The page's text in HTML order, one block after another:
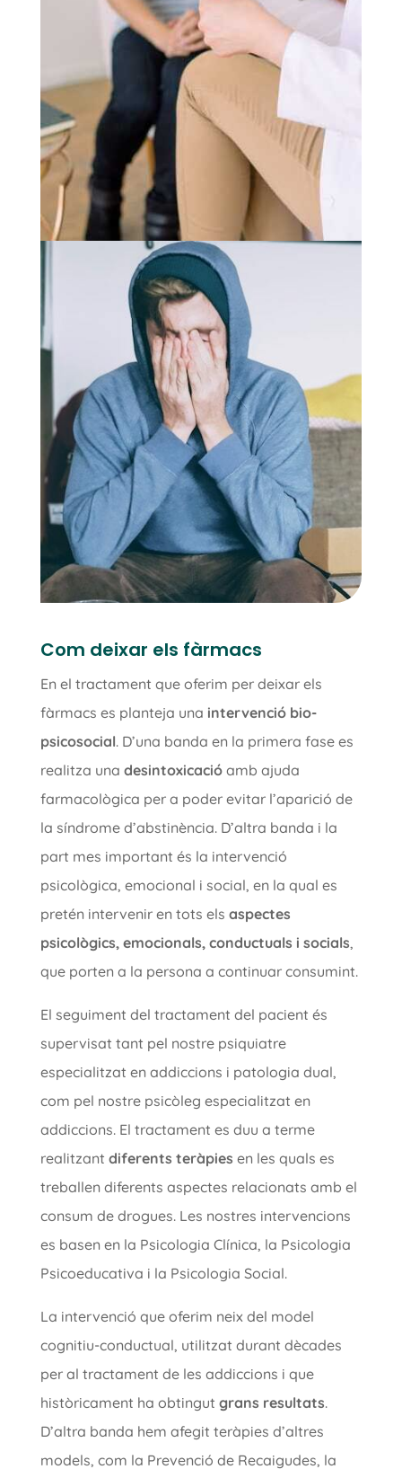
Com deixar els fàrmacs
En el tractament que oferim per deixar els
fàrmacs es planteja una intervenció bio-
psicosocial. D’una banda en la primera fase es
realitza una desintoxicacióamb ajuda
farmacològica per a poder evitar l’aparició de
la síndrome d’abstinència. D’altra banda i la
part mes important és la intervenció
psicològica, emocional i social, en la qual es
pretén intervenir en tots els aspectes
psicològics, emocionals, conductuals i socials,
que porten a la persona a continuar consumint.
El seguiment del tractament del pacient és
supervisat tant pel nostre psiquiatre
especialitzat en addiccions i patologia dual,
com pel nostre psicòleg especialitzat en
addiccions. El tractament es duu a terme
realitzant diferents teràpies en les quals es
treballen diferents aspectes relacionats amb el
consum de drogues. Les nostres intervencions
es basen en la Psicologia Clínica, la Psicologia
Psicoeducativa i la Psicologia Social.
La intervenció que oferim neix del model
cognitiu-conductual, utilitzat durant dècades
per al tractament de les addiccions i que
històricament ha obtingut grans resultats.
D’altra banda hem afegit teràpies d’altres
models, com la Prevenció de Recaigudes, la